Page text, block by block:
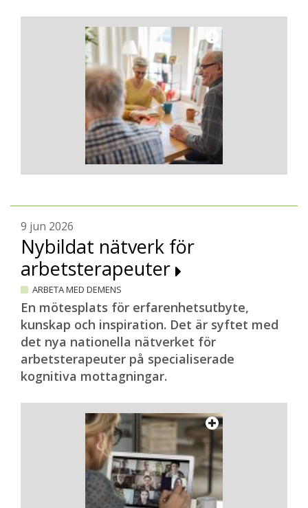
9 jun 2026
Nybildat nätverk för
arbetsterapeuter
ARBETA MED DEMENS
En mötesplats för erfarenhetsutbyte,
kunskap och inspiration. Det är syftet med
det nya nationella nätverket för
arbetsterapeuter på specialiserade
kognitiva mottagningar.